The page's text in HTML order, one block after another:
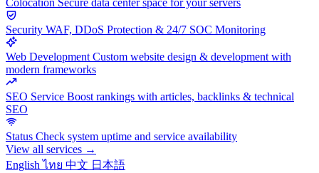
Colocation Secure data center space for your servers
Security WAF, DDoS Protection & 24/7 SOC Monitoring
Web Development Custom website design & development with
modern frameworks
SEO Service Boost rankings with articles, backlinks & technical
SEO
Status Check system uptime and service availability
View all services →
Englishไทย 中文 日本語